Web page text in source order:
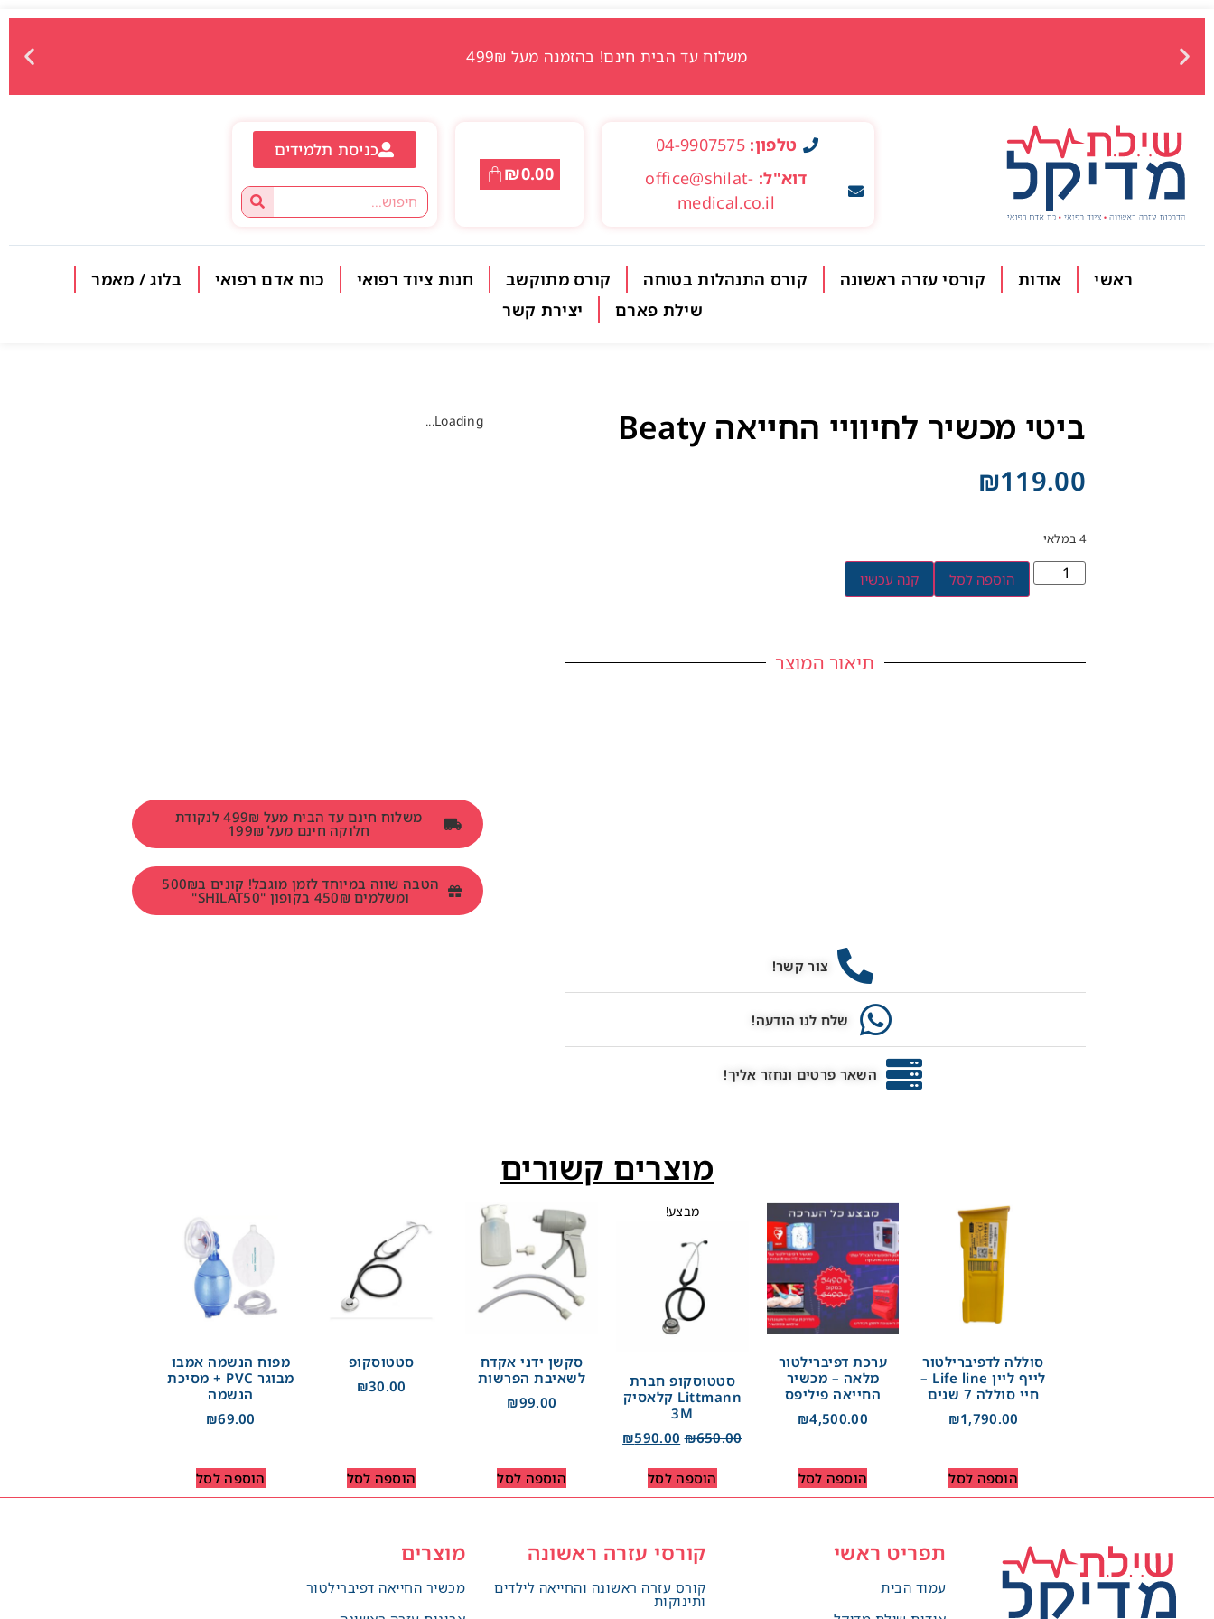
משלוח עד הבית חינם! בהזמנה מעל 499₪
טלפון: 04-9907575
דוא"ל: office@shilat-
medical.co.il
₪0.00
כניסת תלמידים
ראשי אודות קורסי עזרה ראשונה קורס התנהלות בטוחה קורס מתוקשב חנות ציוד רפואי כוח אדם רפואי
בלוג / מאמר
שילת פארם
יצירת קשר
ביטי מכשיר לחיוויי החייאה Beaty
₪119.00
4 במלאי
הוספה לסל קנה עכשיו
תיאור המוצר
צור קשר!
שלח לנו הודעה!
השאר פרטים ונחזר אליך!
Loading...
משלוח חינם עד הבית מעל 499₪ לנקודת
חלוקה חינם מעל 199₪
הטבה שווה במיוחד לזמן מוגבל! קונים ב500₪
ומשלמים 450₪ בקופון "SHILAT50"
מוצרים קשורים
סוללה לדפיברילטור
לייף ליין Life line –
חיי סוללה 7 שנים
₪1,790.00
הוספה לסל
ערכת דפיברילטור
מלאה – מכשיר
החייאה פיליפס
₪4,500.00
הוספה לסל
מבצע!
סטטוסקופ חברת
Littmann קלאסיק
3M
₪650.00
₪590.00
הוספה לסל
סקשן ידני אקדח
לשאיבת הפרשות
₪99.00
הוספה לסל
סטטוסקופ
₪30.00
הוספה לסל
מפוח הנשמה אמבו
מבוגר PVC + מסיכת
הנשמה
₪69.00
הוספה לסל
תפריט ראשי
עמוד הבית
קורסי עזרה ראשונה
קורס עזרה ראשונה והחייאה לילדים
ותינוקות
מוצרים
מכשיר החייאה דפיברילטור